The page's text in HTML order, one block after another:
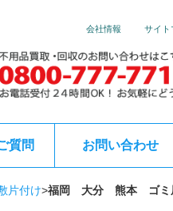
会社情報 サイト
質問 お問い合わせ
片付け>福岡 大分 熊本 ゴミ